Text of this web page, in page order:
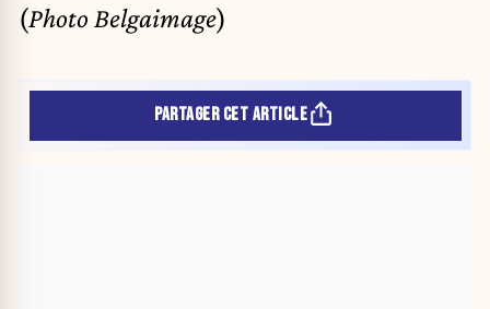
(Photo Belgaimage)
PARTAGER CET ARTICLE